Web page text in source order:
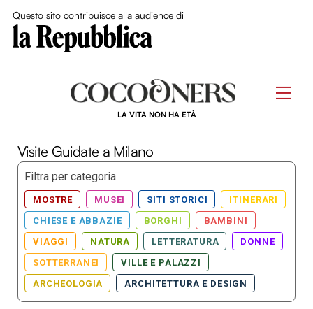
Questo sito contribuisce alla audience di
LA VITA NON HA ETÀ
Visite Guidate a Milano
Filtra per categoria
MOSTRE MUSEI SITI STORICI ITINERARI
CHIESE E ABBAZIE BORGHI BAMBINI
VIAGGI NATURA LETTERATURA DONNE
SOTTERRANEI VILLE E PALAZZI
ARCHEOLOGIA ARCHITETTURA E DESIGN